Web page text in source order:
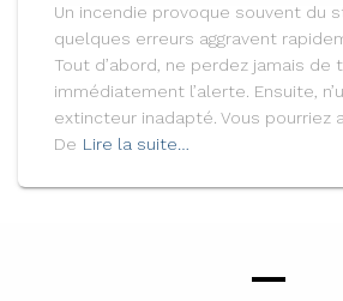
Un incendie provoque souvent du
quelques erreurs aggravent
Tout d’abord, ne perdez jamais de
immédiatement l’alerte. Ensuite,
extincteur inadapté. Vous pourriez
De Lire la suite…